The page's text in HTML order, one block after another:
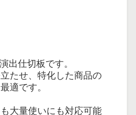
出仕切板です。
たせ、特化した商品の
適です。
大量使いにも対応可能